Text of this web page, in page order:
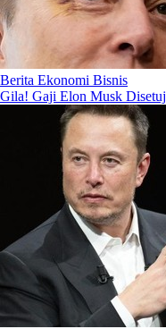
Berita Ekonomi Bisnis
Gila! Gaji Elon Musk